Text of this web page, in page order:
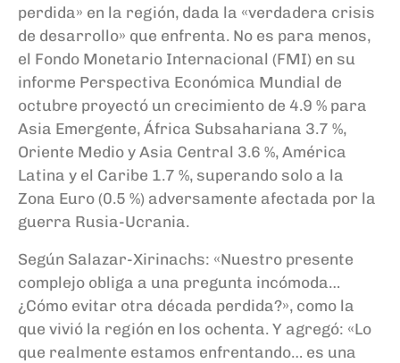
perdida» en la región, dada la «verdadera crisis
de desarrollo» que enfrenta. No es para menos,
el Fondo Monetario Internacional (FMI) en su
informe Perspectiva Económica Mundial de
octubre proyectó un crecimiento de 4.9 % para
Asia Emergente, África Subsahariana 3.7 %,
Oriente Medio y Asia Central 3.6 %, América
Latina y el Caribe 1.7 %, superando solo a la
Zona Euro (0.5 %) adversamente afectada por la
guerra Rusia-Ucrania.
Según Salazar-Xirinachs: «Nuestro presente
complejo obliga a una pregunta incómoda…
¿Cómo evitar otra década perdida?», como la
que vivió la región en los ochenta. Y agregó: «Lo
que realmente estamos enfrentando… es una